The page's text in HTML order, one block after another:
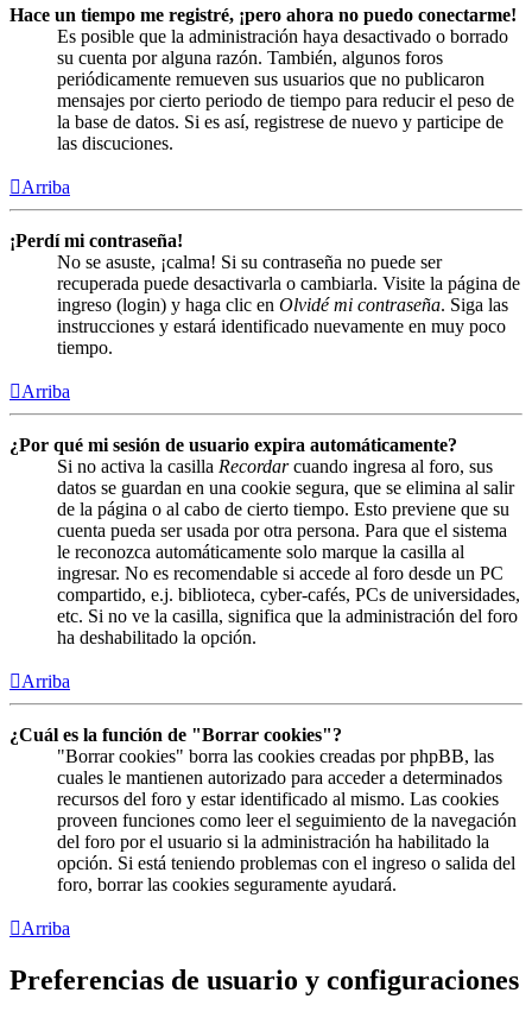
Hace un tiempo me registré, ¡pero ahora no puedo conectarme!
Es posible que la administración haya desactivado o borrado
su cuenta por alguna razón. También, algunos foros
periódicamente remueven sus usuarios que no publicaron
mensajes por cierto periodo de tiempo para reducir el peso de
la base de datos. Si es así, registrese de nuevo y participe de
las discuciones.
Arriba
¡Perdí mi contraseña!
No se asuste, ¡calma! Si su contraseña no puede ser
recuperada puede desactivarla o cambiarla. Visite la página de
ingreso (login) y haga clic en Olvidé mi contraseña. Siga las
instrucciones y estará identificado nuevamente en muy poco
tiempo.
Arriba
¿Por qué mi sesión de usuario expira automáticamente?
Si no activa la casilla Recordarcuando ingresa al foro, sus
datos se guardan en una cookie segura, que se elimina al salir
de la página o al cabo de cierto tiempo. Esto previene que su
cuenta pueda ser usada por otra persona. Para que el sistema
le reconozca automáticamente solo marque la casilla al
ingresar. No es recomendable si accede al foro desde un PC
compartido, e.j. biblioteca, cyber-cafés, PCs de universidades,
etc. Si no ve la casilla, significa que la administración del foro
ha deshabilitado la opción.
Arriba
¿Cuál es la función de "Borrar cookies"?
"Borrar cookies" borra las cookies creadas por phpBB, las
cuales le mantienen autorizado para acceder a determinados
recursos del foro y estar identificado al mismo. Las cookies
proveen funciones como leer el seguimiento de la navegación
del foro por el usuario si la administración ha habilitado la
opción. Si está teniendo problemas con el ingreso o salida del
foro, borrar las cookies seguramente ayudará.
Arriba
Preferencias de usuario y configuraciones